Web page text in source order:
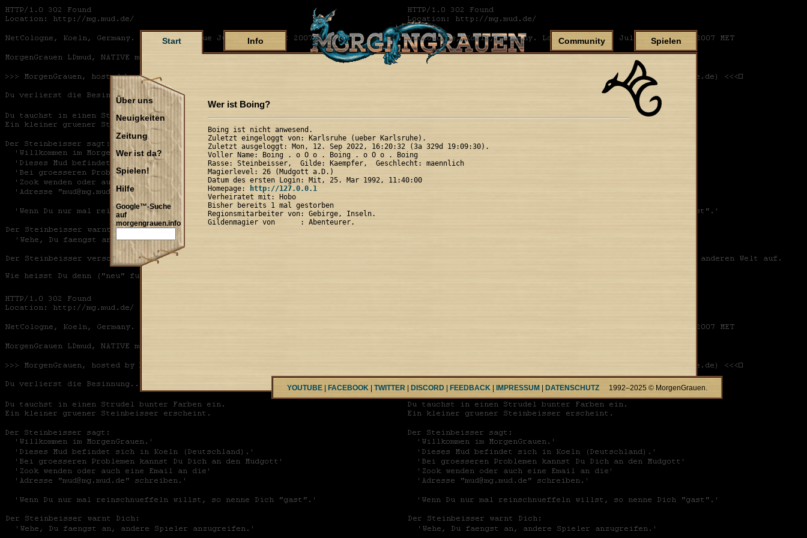
Start Info Community Spielen
Über uns
Neuigkeiten
Zeitung
Wer ist da?
Spielen!
Hilfe
Google™-Suche
auf
morgengrauen.info
Wer ist Boing?
Boing ist nicht anwesend.
Zuletzt eingeloggt von: Karlsruhe (ueber Karlsruhe).
Zuletzt ausgeloggt: Mon, 12. Sep 2022, 16:20:32 (3a 329d 19:09:30).
Voller Name: Boing . o O o . Boing . o O o . Boing
Rasse: Steinbeisser,  Gilde: Kaempfer,  Geschlecht: maennlich
Magierlevel: 26 (Mudgott a.D.)
Datum des ersten Login: Mit, 25. Mar 1992, 11:40:00
Homepage:
http://127.0.0.1
Verheiratet mit: Hobo
Bisher bereits 1 mal gestorben
Regionsmitarbeiter von: Gebirge, Inseln.
YOUTUBE FACEBOOK TWITTER DISCORD FEEDBACK IMPRESSUM DATENSCHUTZ 1992–2025 © MorgenGrauen.